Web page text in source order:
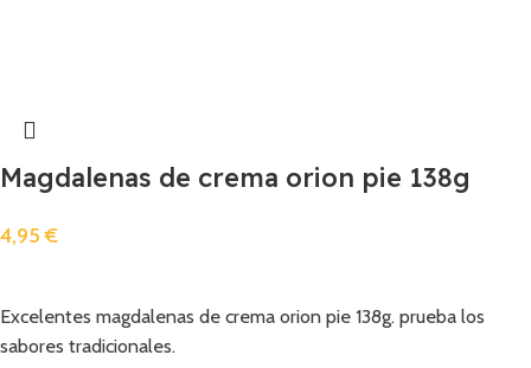
Magdalenas de crema orion pie 138g
4,95€
Excelentes magdalenas de crema orion pie 138g. prueba los
sabores tradicionales.